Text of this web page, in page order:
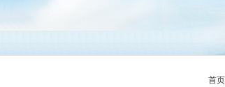
首页